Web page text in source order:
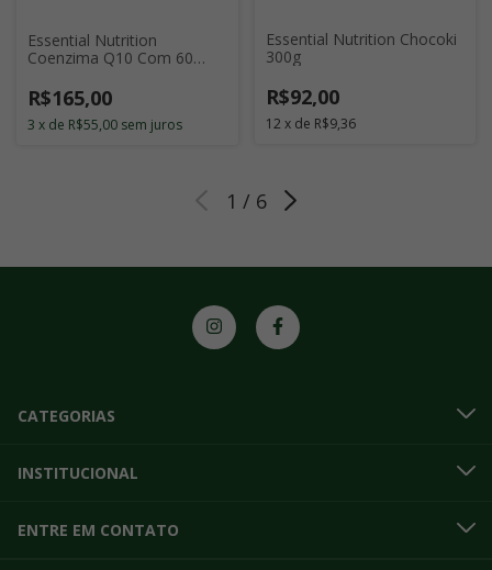
Essential Nutrition
Coenzima Q10 Com 60
R$165,00
3 x de R$55,00 sem juros
Essential Nutrition Chocoki
300g
R$92,00
12 x de R$9,36
1 / 6
CATEGORIAS
INSTITUCIONAL
ENTRE EM CONTATO